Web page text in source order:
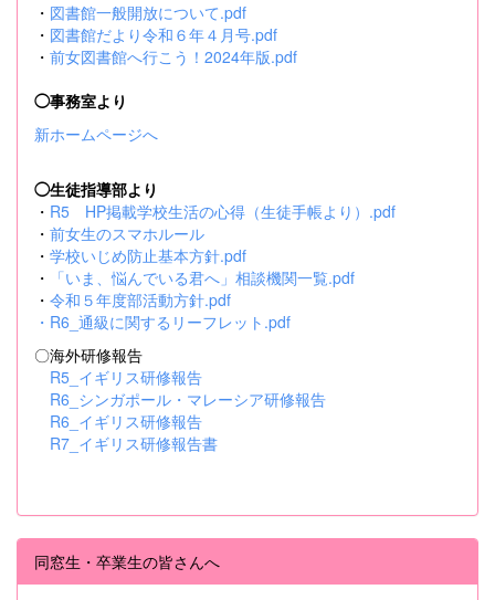
・ 図書館一般開放について.pdf
・ 図書館だより令和６年４月号.pdf
・ 前女図書館へ行こう！2024年版.pdf
◯事務室より
新ホームページへ
◯生徒指導部より
・ R5 HP掲載学校生活の心得（生徒手帳より）.pdf
・ 前女生のスマホルール
・ 学校いじめ防止基本方針.pdf
・
「いま、悩んでいる君へ」相談機関一覧.pdf
・ 令和５年度部活動方針.pdf
・ R6_通級に関するリーフレット.pdf
〇海外研修報告
R5_イギリス研修報告
R6_シンガポール・マレーシア研修報告
R6_イギリス研修報告
R7_イギリス研修報告書
同窓生・卒業生の皆さんへ